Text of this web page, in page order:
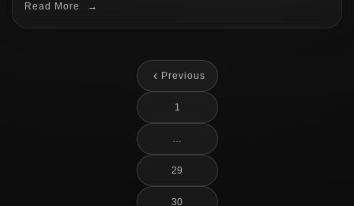
Read More →
‹ Previous
1
…
29
30